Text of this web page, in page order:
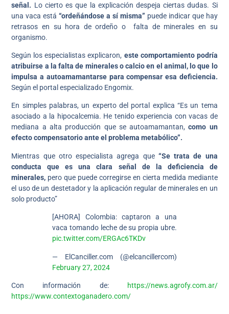
señal. Lo cierto es que la explicación despeja ciertas dudas. Si
una vaca está“ordeñándose a sí misma” puede indicar que hay
retrasos en su hora de ordeño o falta de minerales en su
organismo.
Según los especialistas explicaron, este comportamiento podría
atribuirse a la falta de minerales o calcio en el animal, lo que lo
impulsa a autoamamantarse para compensar esa deficiencia.
Según el portal especializado Engomix.
En simples palabras, un experto del portal explica “Es un tema
asociado a la hipocalcemia. He tenido experiencia con vacas de
mediana a alta producción que se autoamamantan,como un
efecto compensatorio ante el problema metabólico”.
Mientras que otro especialista agrega que “Se trata de una
conducta que es una clara señal de la deficiencia de
minerales, pero que puede corregirse en cierta medida mediante
el uso de un destetador y la aplicación regular de minerales en un
solo producto”
[AHORA] Colombia: captaron a una
vaca tomando leche de su propia ubre.
pic.twitter.com/ERGAc6TKDv
— ElCanciller.com (@elcancillercom)
February 27, 2024
Con información de:
https://news.agrofy.com.ar/
https://www.contextoganadero.com/